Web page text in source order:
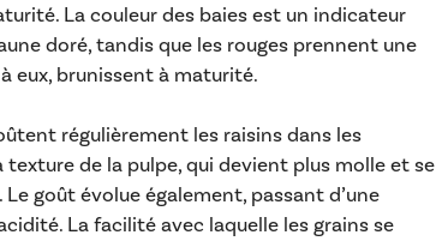
La couleur des baies est un indicateur
doré, tandis que les rouges prennent une
eux, brunissent à maturité.
régulièrement les raisins dans les
de la pulpe, qui devient plus molle et se
goût évolue également, passant d’une
La facilité avec laquelle les grains se